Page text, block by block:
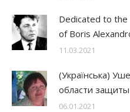
Dedicated to
of Boris
11.03.2021
(Українська)
области
06.01.2021